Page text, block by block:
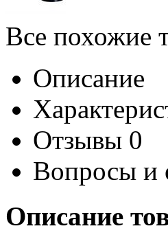
Все похожие
Описание
Отзывы 0
Вопросы и
Описание